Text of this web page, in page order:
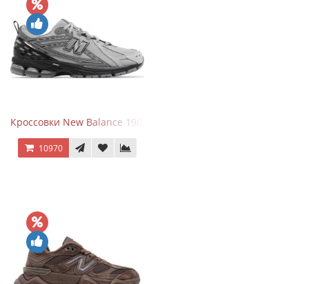
Кроссовки New Balance 1906R Brighton Grey
10970